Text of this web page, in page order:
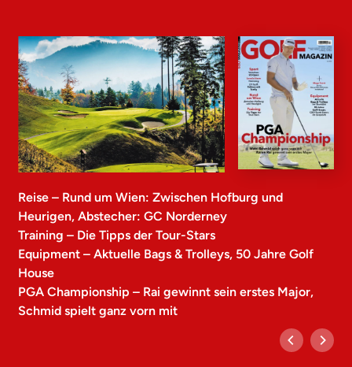
Reise – Rund um Wien: Zwischen Hofburg und
Heurigen, Abstecher: GC Norderney
Training – Die Tipps der Tour-Stars
Equipment – Aktuelle Bags & Trolleys, 50 Jahre Golf
House
PGA Championship – Rai gewinnt sein erstes Major,
Schmid spielt ganz vorn mit